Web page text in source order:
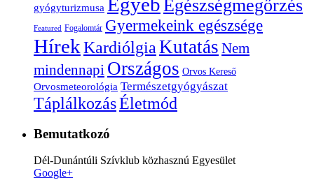
gyógyturizmusa
Egészségmegőrzés
Featured Fogalomtár Gyermekeink egészsége
HírekKardiólgia Kutatás Nem
mindennapi Országos Orvos Kereső
Orvosmeteorológia Természetgyógyászat
TáplálkozásÉletmód
Bemutatkozó
Dél-Dunántúli Szívklub közhasznú Egyesület
Google+